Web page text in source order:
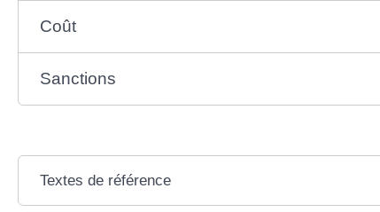
Coût
Sanctions
Textes de référence